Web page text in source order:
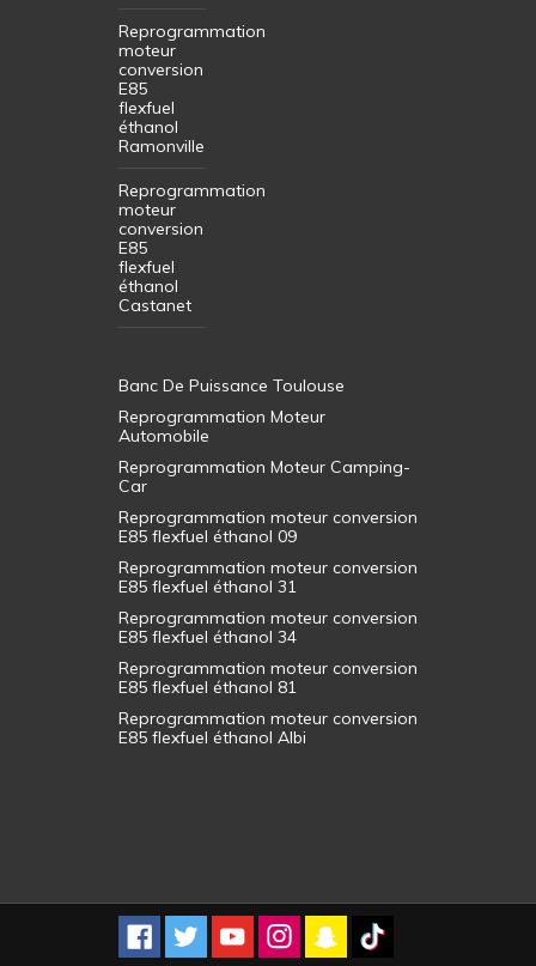
Reprogrammation
moteur
conversion
E85
flexfuel
éthanol
Ramonville
Reprogrammation
moteur
conversion
E85
flexfuel
éthanol
Castanet
Banc De Puissance Toulouse
Reprogrammation Moteur
Automobile
Reprogrammation Moteur Camping-
Car
Reprogrammation moteur conversion
E85 flexfuel éthanol 09
Reprogrammation moteur conversion
E85 flexfuel éthanol 31
Reprogrammation moteur conversion
E85 flexfuel éthanol 34
Reprogrammation moteur conversion
E85 flexfuel éthanol 81
Reprogrammation moteur conversion
E85 flexfuel éthanol Albi